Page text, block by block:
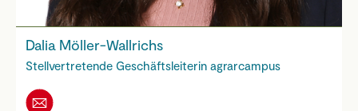
Dalia Möller-Wallrichs
Stellvertretende Geschäftsleiterin agrarcampus